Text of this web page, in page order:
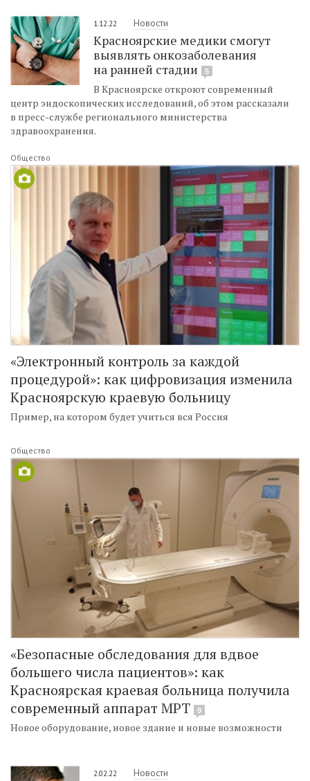
1.12.22 Новости
Красноярские медики смогут
выявлять онкозаболевания
на ранней стадии
5
В Красноярске откроют современный
центр эндоскопических исследований, об этом рассказали
в пресс-службе регионального министерства
здравоохранения.
Общество
«Электронный контроль за каждой
процедурой»: как цифровизация изменила
Красноярскую краевую больницу
Пример, на котором будет учиться вся Россия
Общество
«Безопасные обследования для вдвое
большего числа пациентов»: как
Красноярская краевая больница получила
современный аппарат МРТ
9
Новое оборудование, новое здание и новые возможности
2.02.22 Новости